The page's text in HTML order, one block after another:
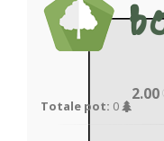
Totale pot: 0
2.00